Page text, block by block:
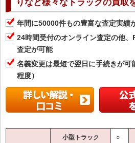
りなど様々なトラックの買取
年間に50000件もの豊富な査定実績
24時間受付のオンライン査定の他
査定が可能
名義変更は最短で翌日に手続きが可
程度）
小型トラック ○